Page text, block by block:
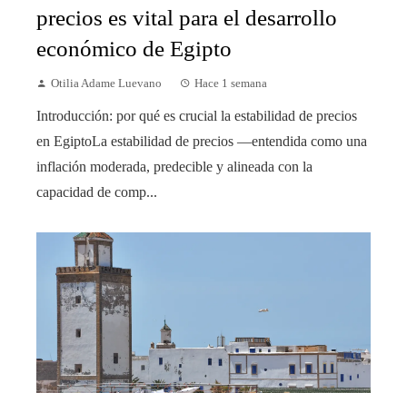
precios es vital para el desarrollo
económico de Egipto
Otilia Adame Luevano Hace 1 semana
Introducción: por qué es crucial la estabilidad de precios
en EgiptoLa estabilidad de precios —entendida como una
inflación moderada, predecible y alineada con la
capacidad de comp...